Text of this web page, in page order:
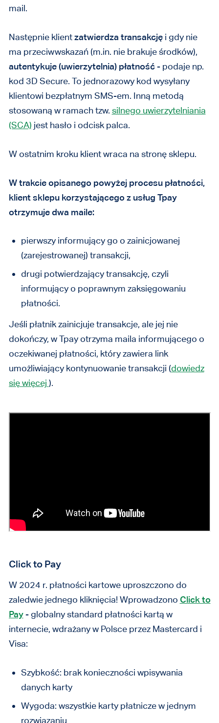
mail.
Następnie klientzatwierdza transakcjęi gdy nie
ma przeciwwskazań (m.in. nie brakuje środków),
autentykuje (uwierzytelnia) płatność- podaje np.
kod 3D Secure. To jednorazowy kod wysyłany
klientowi bezpłatnym SMS-em. Inną metodą
stosowaną w ramach tzw. silnego uwierzytelniania
(SCA) jest hasło i odcisk palca.
W ostatnim kroku klient wraca na stronę sklepu.
W trakcie opisanego powyżej procesu płatności,
klient sklepu korzystającego z usług Tpay
otrzymuje dwa maile:
pierwszy informujący go o zainicjowanej
(zarejestrowanej) transakcji,
drugi potwierdzający transakcję, czyli
informujący o poprawnym zaksięgowaniu
płatności.
Jeśli płatnik zainicjuje transakcje, ale jej nie
dokończy, w Tpay otrzyma maila informującego o
oczekiwanej płatności, który zawiera link
umożliwiający kontynuowanie transakcji (dowiedz
się więcej ).
Click to Pay
W 2024 r. płatności kartowe uproszczono do
zaledwie jednego kliknięcia! Wprowadzono Click to
Pay- globalny standard płatności kartą w
internecie, wdrażany w Polsce przez Mastercard i
Visa:
Szybkość: brak konieczności wpisywania
danych karty
Wygoda: wszystkie karty płatnicze w jednym
rozwiązaniu